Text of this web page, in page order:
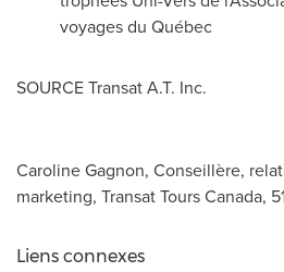
voyages du Québec
SOURCE Transat A.T. Inc.
Caroline Gagnon, Conseillère,
marketing, Transat Tours Canada,
Liens connexes